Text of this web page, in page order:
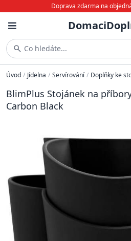
Doprava zdarma na
Co hledáte...
Úvod / Jídelna / Servírování / Doplňky ke
BlimPlus Stojánek na
Carbon Black